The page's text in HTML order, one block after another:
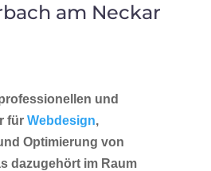
am Neckar
und
für Webdesign,
Optimierung von
dazugehört im Raum